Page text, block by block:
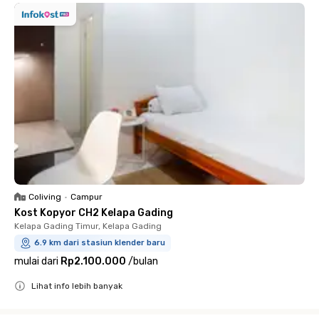
Coliving • Campur
Kost Kopyor CH2 Kelapa Gading
Kelapa Gading Timur, Kelapa Gading
6.9 km dari stasiun klender baru
mulai dari Rp2.100.000 /bulan
Lihat info lebih banyak